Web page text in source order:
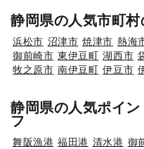
静岡県の人気市町
浜松市 沼津市 焼津市 熱海
御前崎市 東伊豆町 湖西市
牧之原市 南伊豆町 伊豆市
静岡県の人気ポイ
フ
舞阪漁港 福田港 清水港 御